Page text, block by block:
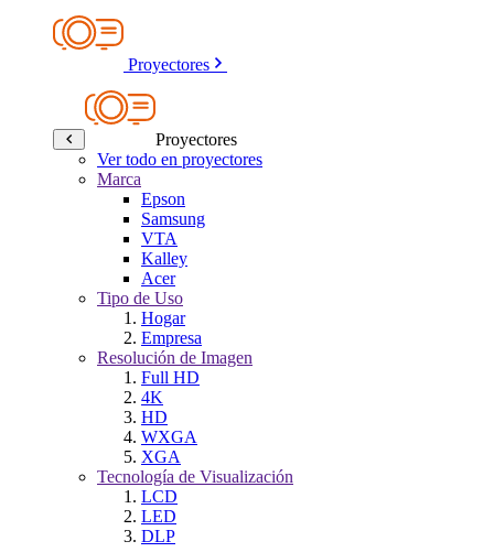
Proyectores
Proyectores
Ver todo en proyectores
Marca
Epson
Samsung
VTA
Kalley
Acer
Tipo de Uso
Hogar
Empresa
Resolución de Imagen
Full HD
4K
HD
WXGA
XGA
Tecnología de Visualización
LCD
LED
DLP